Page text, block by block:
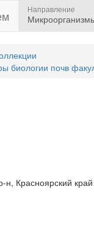
Направление
биологии почв
Красноярский